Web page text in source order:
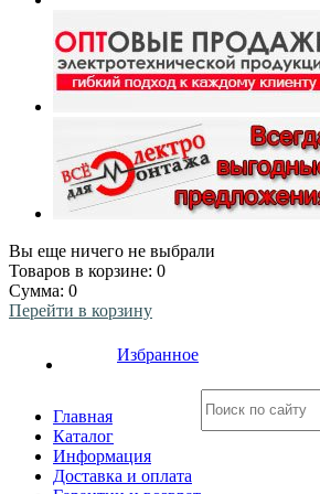
Вы еще ничего не выбрали
Товаров в корзине: 0
Сумма: 0
Перейти в корзину
Избранное
Главная
Каталог
Информация
Доставка и оплата